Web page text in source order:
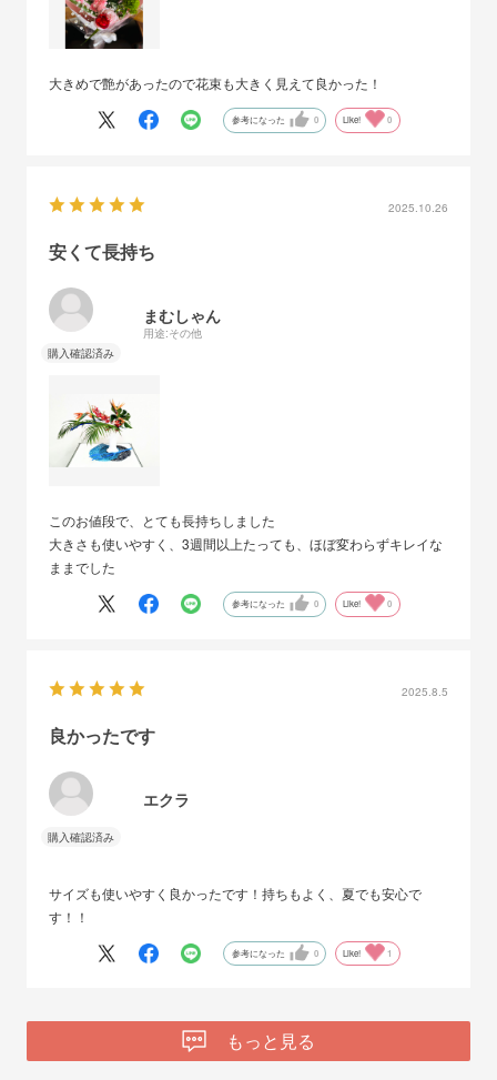
大きめで艶があったので花束も大きく見えて良かった！
参考になった 0 Like! 0
2025.10.26
安くて長持ち
まむしゃん
用途:その他
このお値段で、とても長持ちしました
大きさも使いやすく、3週間以上たっても、ほぼ変わらずキレイな
ままでした
参考になった 0 Like! 0
2025.8.5
良かったです
エクラ
サイズも使いやすく良かったです！持ちもよく、夏でも安心で
す！！
参考になった 0 Like! 1
もっと見る